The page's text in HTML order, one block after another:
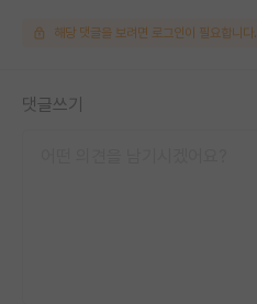
해당 댓글을 보려면 로그인이 필요합니다.
댓글쓰기